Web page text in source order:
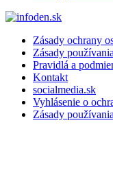
Zásady ochrany
Zásady
Pravidlá a
Kontakt
socialmedia.sk
Vyhlásenie o
Zásady